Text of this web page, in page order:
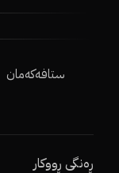
ستافەکەمان
ڕەنگی ڕووکار